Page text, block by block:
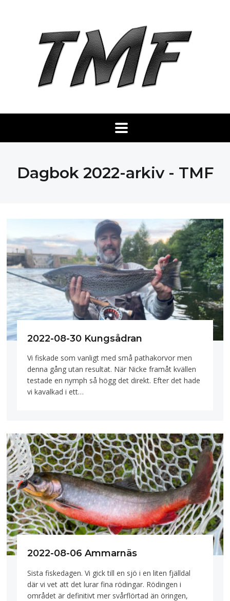
Dagbok 2022-arkiv - TMF
2022-08-30 Kungsådran
Vi fiskade som vanligt med små pathakorvor men
denna gång utan resultat. När Nicke framåt kvällen
testade en nymph så högg det direkt. Efter det hade
vi kavalkad i ett…
2022-08-06 Ammarnäs
Sista fiskedagen. Vi gick till en sjö i en liten fjälldal
där vi vet att det lurar fina rödingar. Rödingen i
området är definitivt mer svårflörtad än öringen,